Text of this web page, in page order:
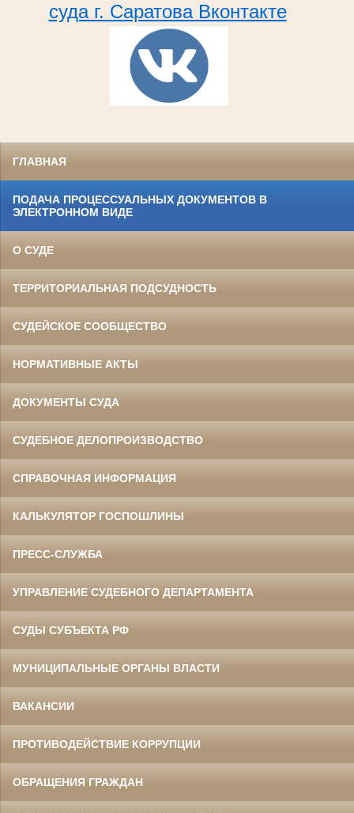
суда г. Саратова Вконтакте
ГЛАВНАЯ
ПОДАЧА ПРОЦЕССУАЛЬНЫХ ДОКУМЕНТОВ В
ЭЛЕКТРОННОМ ВИДЕ
О СУДЕ
ТЕРРИТОРИАЛЬНАЯ ПОДСУДНОСТЬ
СУДЕЙСКОЕ СООБЩЕСТВО
НОРМАТИВНЫЕ АКТЫ
ДОКУМЕНТЫ СУДА
СУДЕБНОЕ ДЕЛОПРОИЗВОДСТВО
СПРАВОЧНАЯ ИНФОРМАЦИЯ
КАЛЬКУЛЯТОР ГОСПОШЛИНЫ
ПРЕСС-СЛУЖБА
УПРАВЛЕНИЕ СУДЕБНОГО ДЕПАРТАМЕНТА
СУДЫ СУБЪЕКТА РФ
МУНИЦИПАЛЬНЫЕ ОРГАНЫ ВЛАСТИ
ВАКАНСИИ
ПРОТИВОДЕЙСТВИЕ КОРРУПЦИИ
ОБРАЩЕНИЯ ГРАЖДАН